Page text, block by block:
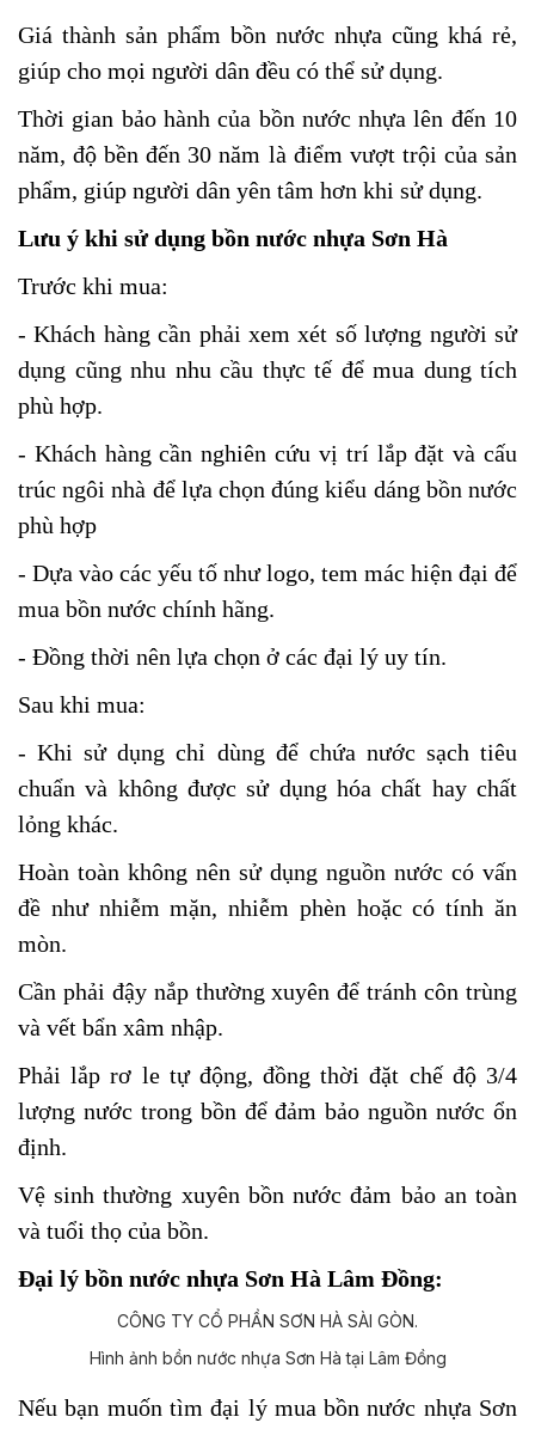
Giá thành sản phẩm bồn nước nhựa cũng khá rẻ,
giúp cho mọi người dân đều có thể sử dụng.
Thời gian bảo hành của bồn nước nhựa lên đến 10
năm, độ bền đến 30 năm là điểm vượt trội của sản
phẩm, giúp người dân yên tâm hơn khi sử dụng.
Lưu ý khi sử dụng bồn nước nhựa Sơn Hà
Trước khi mua:
- Khách hàng cần phải xem xét số lượng người sử
dụng cũng nhu nhu cầu thực tế để mua dung tích
phù hợp.
- Khách hàng cần nghiên cứu vị trí lắp đặt và cấu
trúc ngôi nhà để lựa chọn đúng kiểu dáng bồn nước
phù hợp
- Dựa vào các yếu tố như logo, tem mác hiện đại để
mua bồn nước chính hãng.
- Đồng thời nên lựa chọn ở các đại lý uy tín.
Sau khi mua:
- Khi sử dụng chỉ dùng để chứa nước sạch tiêu
chuẩn và không được sử dụng hóa chất hay chất
lỏng khác.
Hoàn toàn không nên sử dụng nguồn nước có vấn
đề như nhiễm mặn, nhiễm phèn hoặc có tính ăn
mòn.
Cần phải đậy nắp thường xuyên để tránh côn trùng
và vết bẩn xâm nhập.
Phải lắp rơ le tự động, đồng thời đặt chế độ 3/4
lượng nước trong bồn để đảm bảo nguồn nước ổn
định.
Vệ sinh thường xuyên bồn nước đảm bảo an toàn
và tuổi thọ của bồn.
Đại lý bồn nước nhựa Sơn Hà Lâm Đồng:
Hình ảnh bồn nước nhựa Sơn Hà tại Lâm Đồng
Nếu bạn muốn tìm đại lý mua bồn nước nhựa Sơn